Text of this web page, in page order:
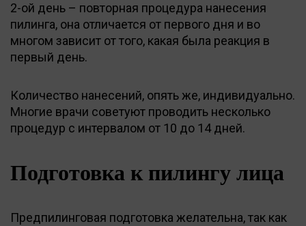
2-ой день – повторная процедура нанесения
пилинга, она отличается от первого дня и во
многом зависит от того, какая была реакция в
первый день.
Количество нанесений, опять же, индивидуально.
Многие врачи советуют проводить несколько
процедур с интервалом от 10 до 14 дней.
Подготовка к пилингу лица
Предпилинговая подготовка желательна, так как